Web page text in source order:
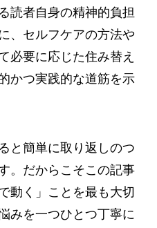
読者自身の精神的負担
、セルフケアの方法や
必要に応じた住み替え
かつ実践的な道筋を示
と簡単に取り返しのつ
。だからこそこの記事
動く」ことを最も大切
みを一つひとつ丁寧に